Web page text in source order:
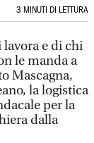
3 MINUTI DI LETTURA
e di chi
le manda a
Mascagna,
la logistica
per la
dalla